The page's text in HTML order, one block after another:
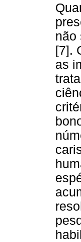
não
[7].
as